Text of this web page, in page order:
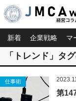
新着 企業戦略 マ
「トレンド」タ
仕事術
第